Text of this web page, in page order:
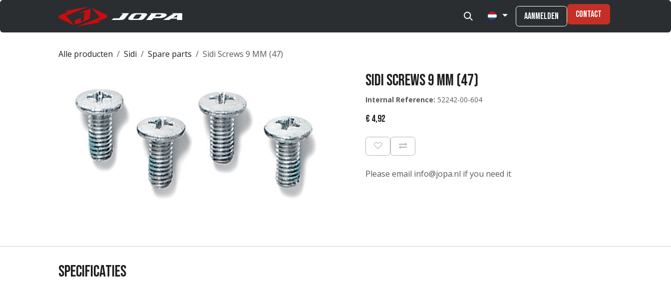
Overslaan naar inhoud
Aanmelden Contact
Alle producten Sidi Spare parts Sidi Screws 9 MM (47)
Sidi Screws 9 MM (47)
Internal Reference: 52242-00-604
€ 4,92
Please email info@jopa.nl if you need it
Specificaties